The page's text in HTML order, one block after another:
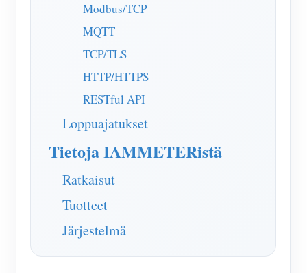
Modbus/TCP
MQTT
TCP/TLS
HTTP/HTTPS
RESTful API
Loppuajatukset
Tietoja IAMMETERistä
Ratkaisut
Tuotteet
Järjestelmä